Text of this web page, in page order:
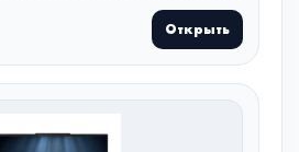
Открыть